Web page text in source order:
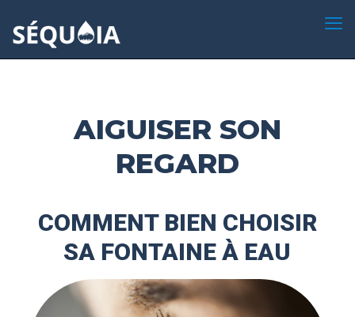
AIGUISER SON
REGARD
COMMENT BIEN CHOISIR
SA FONTAINE À EAU